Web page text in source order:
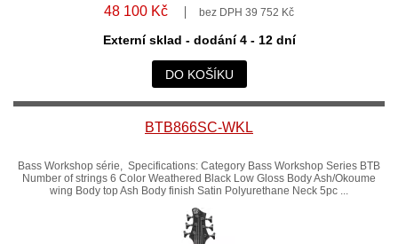
48 100 Kč bez DPH 39 752 Kč
Externí sklad - dodání 4 - 12 dní
DO KOŠÍKU
BTB866SC-WKL
Bass Workshop série, Specifications: Category Bass Workshop Series BTB
Number of strings 6 Color Weathered Black Low Gloss Body Ash/Okoume
wing Body top Ash Body finish Satin Polyurethane Neck 5pc ...